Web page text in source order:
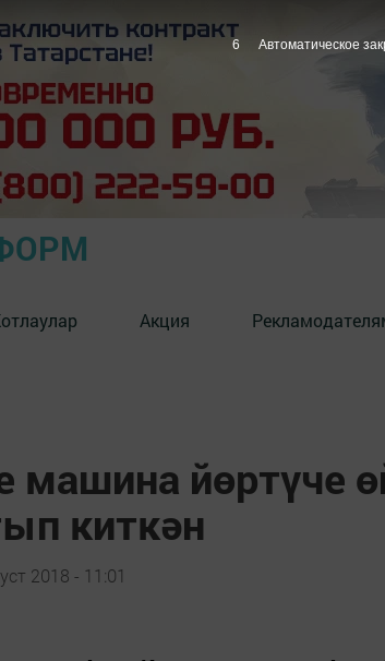
Акция
машина йөртүче
киткән
2018 - 11:01
5 Автоматическое